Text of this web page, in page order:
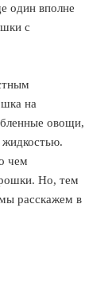
один вполне
с
на
овощи,
жидкостью.
чем
Но, тем
расскажем в